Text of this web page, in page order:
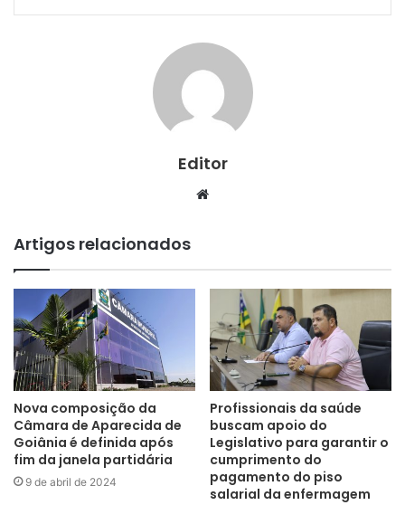
Editor
Website
Artigos relacionados
Nova composição da
Câmara de Aparecida de
Goiânia é definida após
fim da janela partidária
9 de abril de 2024
Profissionais da saúde
buscam apoio do
Legislativo para garantir o
cumprimento do
pagamento do piso
salarial da enfermagem